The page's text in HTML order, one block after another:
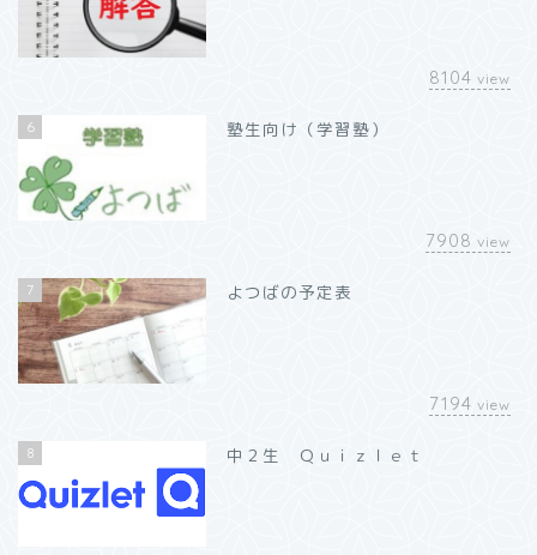
8104 view
6 塾生向け（学習塾）
7908 view
7 よつばの予定表
7194 view
8 中２生 Ｑｕｉｚｌｅｔ